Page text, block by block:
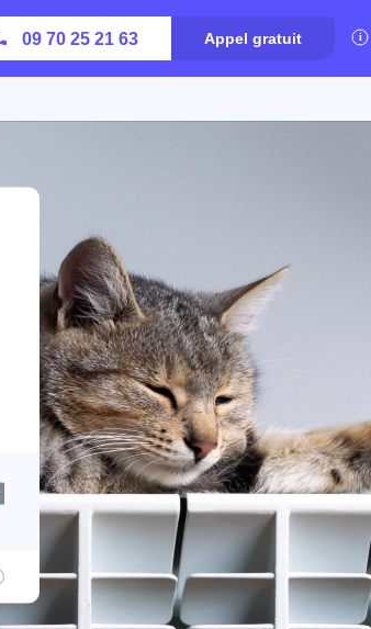
09 70 25 21 63 Appel gratuit